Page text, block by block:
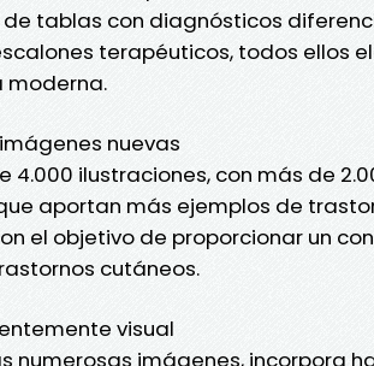
tablas con diagnósticos
terapéuticos, todos ellos
nuevas
4.000 ilustraciones, con más de
aportan más ejemplos de
el objetivo de proporcionar un
cutáneos.
visual
numerosas imágenes, incorpora